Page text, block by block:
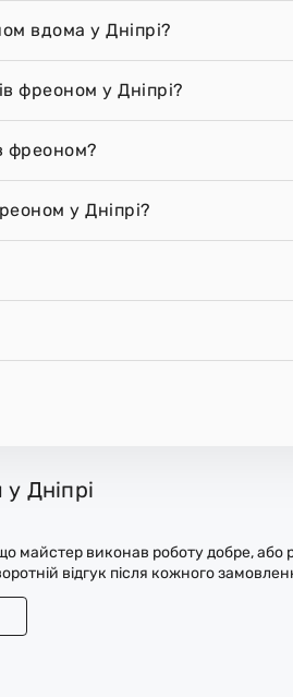
вдома у Дніпрі?
фреоном у Дніпрі?
фреоном?
у Дніпрі?
Дніпрі
майстер виконав роботу добре, або
відгук після кожного